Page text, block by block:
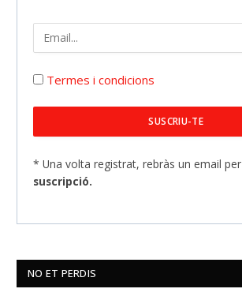
Termes i condicions
* Una volta registrat, rebràs un email per
suscripció.
NO ET PERDIS